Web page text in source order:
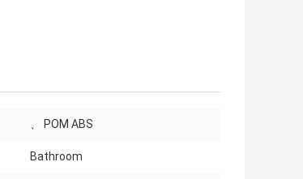
、 POM ABS
Bathroom